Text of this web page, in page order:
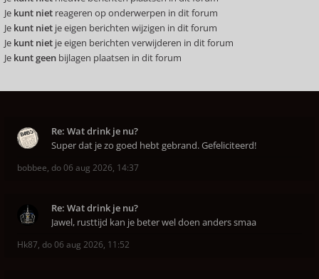
Je kunt niet reageren op onderwerpen in dit forum
Je kunt niet je eigen berichten wijzigen in dit forum
Je kunt niet je eigen berichten verwijderen in dit forum
Je kunt geen bijlagen plaatsen in dit forum
Re: Wat drink je nu?
Super dat je zo goed hebt gebrand. Gefeliciteerd!
bobbee, do 06 aug 2026, 14:37
Re: Wat drink je nu?
Jawel, rusttijd kan je beter wel doen anders smaa
Hk87, do 06 aug 2026, 11:52